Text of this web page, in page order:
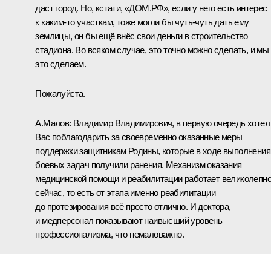
даст город. Но, кстати, «ДОМ.РФ», если у него есть интерес
к каким-то участкам, тоже могли бы чуть-чуть дать ему
землицы, он бы ещё внёс свои деньги в строительство
стадиона. Во всяком случае, это точно можно сделать, и мы
это сделаем.
Пожалуйста.
А.Малов: Владимир Владимирович, в первую очередь хотел
Вас поблагодарить за своевременно оказанные меры
поддержки защитникам Родины, которые в ходе выполнения
боевых задач получили ранения. Механизм оказания
медицинской помощи и реабилитации работает великолепно
сейчас, то есть от этапа именно реабилитации
до протезирования всё просто отлично. И доктора,
и медперсонал показывают наивысший уровень
профессионализма, что немаловажно.